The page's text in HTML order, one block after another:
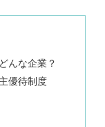
んな企業？
優待制度